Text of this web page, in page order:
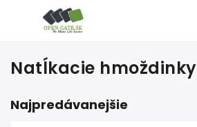
Natĺkacie hmoždinky
Najpredávanejšie